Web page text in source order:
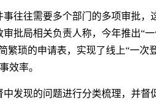
事往往需要多个部门的多项审批
审批局相关负责人称，今年推出“
繁琐的申请表，实现了线上“一
效率。
中发现的问题进行分类梳理，并督